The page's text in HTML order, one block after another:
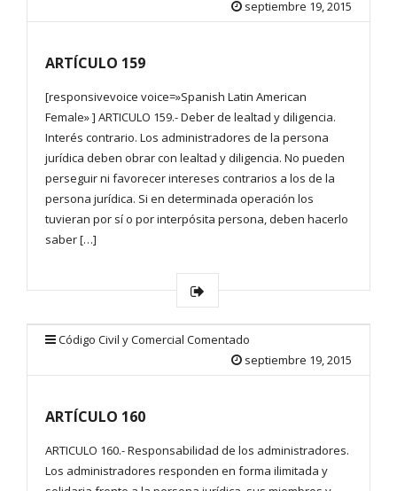
septiembre 19, 2015
ARTÍCULO 159
[responsivevoice voice=»Spanish Latin American
Female» ] ARTICULO 159.- Deber de lealtad y diligencia.
Interés contrario. Los administradores de la persona
jurídica deben obrar con lealtad y diligencia. No pueden
perseguir ni favorecer intereses contrarios a los de la
persona jurídica. Si en determinada operación los
tuvieran por sí o por interpósita persona, deben hacerlo
saber […]
Código Civil y Comercial Comentado
septiembre 19, 2015
ARTÍCULO 160
ARTICULO 160.- Responsabilidad de los administradores.
Los administradores responden en forma ilimitada y